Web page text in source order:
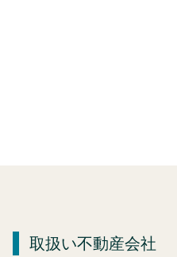
取扱い不動産会社